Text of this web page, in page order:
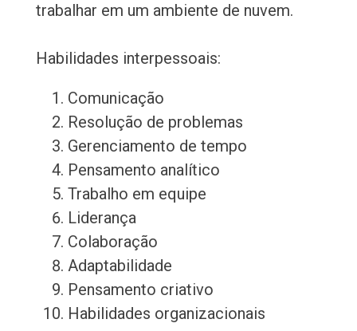
trabalhar em um ambiente de nuvem.
Habilidades interpessoais:
Comunicação
Resolução de problemas
Gerenciamento de tempo
Pensamento analítico
Trabalho em equipe
Liderança
Colaboração
Adaptabilidade
Pensamento criativo
Habilidades organizacionais